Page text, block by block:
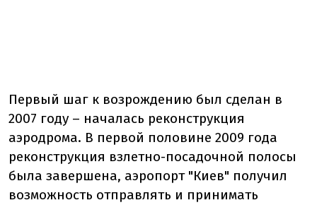
Первый шаг к возрождению был сделан в
2007 году – началась реконструкция
аэродрома. В первой половине 2009 года
реконструкция взлетно-посадочной полосы
была завершена, аэропорт "Киев" получил
возможность отправлять и принимать